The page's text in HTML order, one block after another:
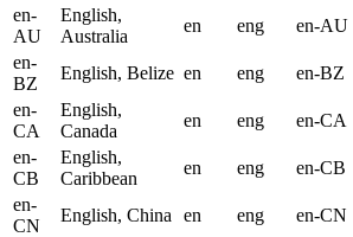
en-
AU
English,
Australia
en eng en-AU
en-
BZ
English, Belize en eng en-BZ
en-
CA
English,
Canada
en eng en-CA
en-
CB
English,
Caribbean
en eng en-CB
en-
CN
English, China en eng en-CN